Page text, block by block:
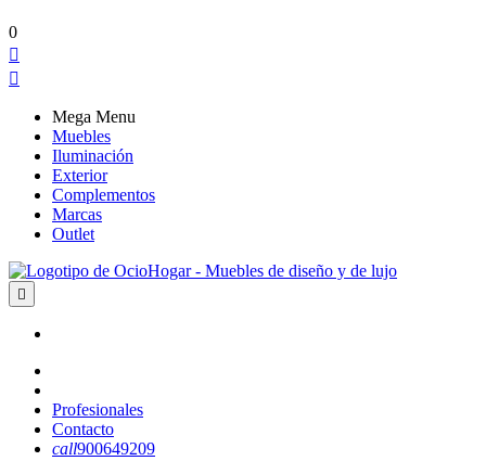
0


Mega Menu
Muebles
Iluminación
Exterior
Complementos
Marcas
Outlet

Profesionales
Contacto
call900649209